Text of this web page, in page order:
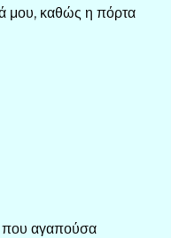
μου, καθώς η πόρτα
που αγαπούσα